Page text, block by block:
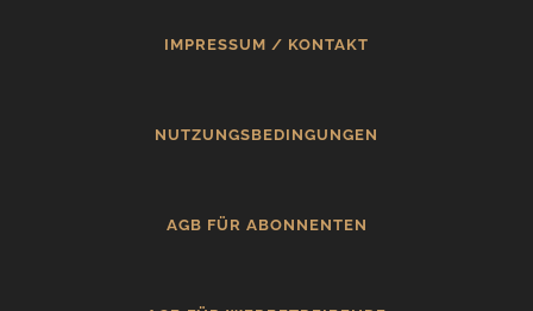
IMPRESSUM / KONTAKT
NUTZUNGSBEDINGUNGEN
AGB FÜR ABONNENTEN